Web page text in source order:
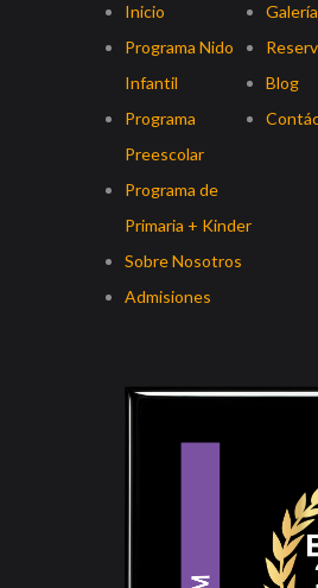
Inicio
Programa Nido
Infantil
Programa
Preescolar
Programa de
Primaria + Kinder
Sobre Nosotros
Admisiones
Galería
Blog